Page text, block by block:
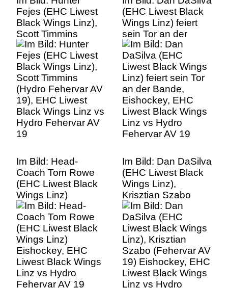
Fejes (EHC Liwest
Black Wings Linz),
Scott Timmins
(Hydro Fehervar AV
19), EHC Liwest
Black Wings Linz vs
Hydro Fehervar AV
19
(EHC Liwest Black
Wings Linz) feiert
sein Tor an der
Bande, Eishockey,
EHC Liwest Black
Wings Linz vs
Hydro Fehervar AV
19
Im Bild: Head-
Coach Tom Rowe
(EHC Liwest Black
Wings Linz)
Eishockey, EHC
Liwest Black Wings
Linz vs Hydro
Fehervar AV 19
Im Bild: Dan DaSilva
(EHC Liwest Black
Wings Linz),
Krisztian Szabo
(Fehervar AV 19)
Eishockey, EHC
Liwest Black Wings
Linz vs Hydro
Fehervar AV 19